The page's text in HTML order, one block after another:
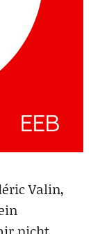
Valin,